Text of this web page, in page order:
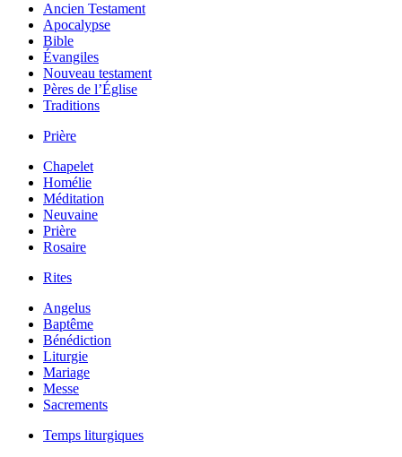
Ancien Testament
Apocalypse
Bible
Évangiles
Nouveau testament
Pères de l’Église
Traditions
Prière
Chapelet
Homélie
Méditation
Neuvaine
Prière
Rosaire
Rites
Angelus
Baptême
Bénédiction
Liturgie
Mariage
Messe
Sacrements
Temps liturgiques